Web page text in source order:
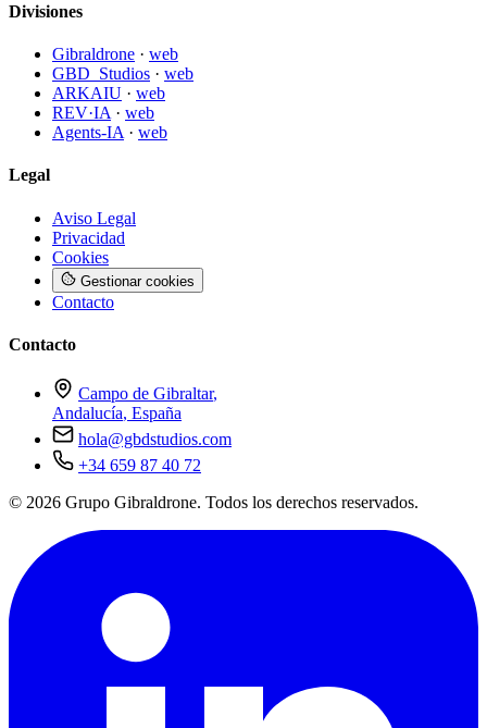
Divisiones
Gibraldrone · web
GBD_Studios · web
ARKAIU · web
REV·IA · web
Agents-IA · web
Legal
Aviso Legal
Privacidad
Cookies
Gestionar cookies
Contacto
Contacto
Campo de Gibraltar,
Andalucía, España
hola@gbdstudios.com
+34 659 87 40 72
© 2026 Grupo Gibraldrone. Todos los derechos reservados.